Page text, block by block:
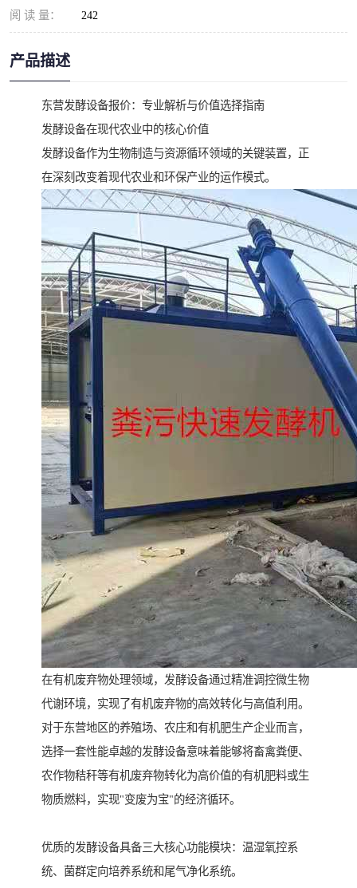
阅 读 量： 242
产品描述
东营发酵设备报价：专业解析与价值选择指南
发酵设备在现代农业中的核心价值
发酵设备作为生物制造与资源循环领域的关键装置，正
在深刻改变着现代农业和环保产业的运作模式。
在有机废弃物处理领域，发酵设备通过精准调控微生物
代谢环境，实现了有机废弃物的高效转化与高值利用。
对于东营地区的养殖场、农庄和有机肥生产企业而言，
选择一套性能卓越的发酵设备意味着能够将畜禽粪便、
农作物秸秆等有机废弃物转化为高价值的有机肥料或生
物质燃料，实现"变废为宝"的经济循环。
优质的发酵设备具备三大核心功能模块：温湿氧控系
统、菌群定向培养系统和尾气净化系统。